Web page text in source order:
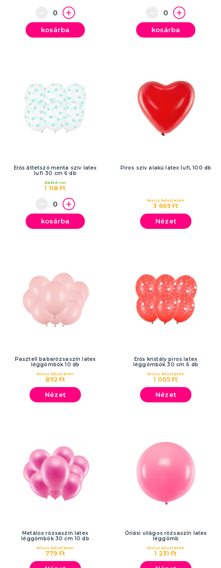
kosárba kosárba
Erős áttetsző menta szív latex
lufi 30 cm 6 db
1 118 Ft
Raktáron
kosárba
Piros szív alakú latex lufi, 100 db
3 669 Ft
Nincs készleten
Nézet
Pasztell babarózsaszín latex
léggömbök 10 db
892 Ft
Nincs készleten
Nézet
Erős kristály piros latex
léggömbök 30 cm 6 db
1 005 Ft
Nincs készleten
Nézet
Metálos rózsaszín latex
léggömbök 30 cm 10 db
779 Ft
Nincs készleten
Óriási világos rózsaszín latex
léggömb
1 231 Ft
Nincs készleten